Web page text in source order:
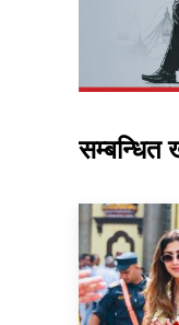
सम्बन्धित